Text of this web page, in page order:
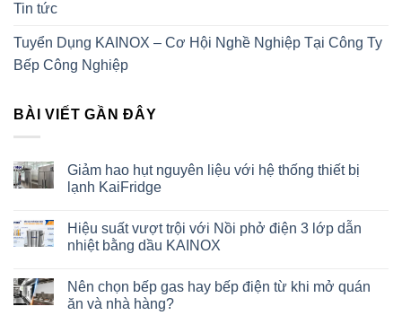
Tin tức
Tuyển Dụng KAINOX – Cơ Hội Nghề Nghiệp Tại Công Ty
Bếp Công Nghiệp
BÀI VIẾT GẦN ĐÂY
Giảm hao hụt nguyên liệu với hệ thống thiết bị
lạnh KaiFridge
Hiệu suất vượt trội với Nồi phở điện 3 lớp dẫn
nhiệt bằng dầu KAINOX
Nên chọn bếp gas hay bếp điện từ khi mở quán
ăn và nhà hàng?